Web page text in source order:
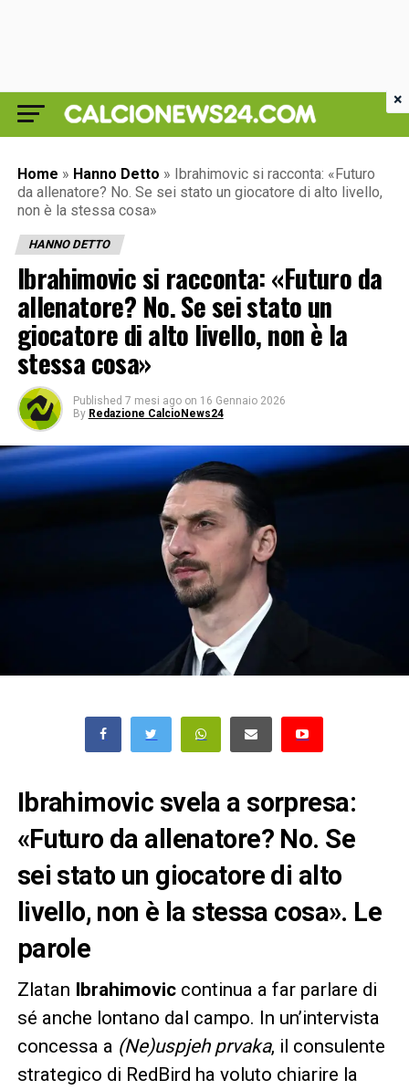
Home » Hanno Detto » Ibrahimovic si racconta: «Futuro
da allenatore? No. Se sei stato un giocatore di alto livello,
non è la stessa cosa»
HANNO DETTO
Ibrahimovic si racconta: «Futuro da
allenatore? No. Se sei stato un
giocatore di alto livello, non è la
stessa cosa»
Published 7 mesi ago on 16 Gennaio 2026
By Redazione CalcioNews24
Ibrahimovic svela a sorpresa:
«Futuro da allenatore? No. Se
sei stato un giocatore di alto
livello, non è la stessa cosa». Le
parole
Zlatan Ibrahimovic continua a far parlare di
sé anche lontano dal campo. In un’intervista
concessa a (Ne)uspjeh prvaka, il consulente
strategico di RedBird ha voluto chiarire la
×